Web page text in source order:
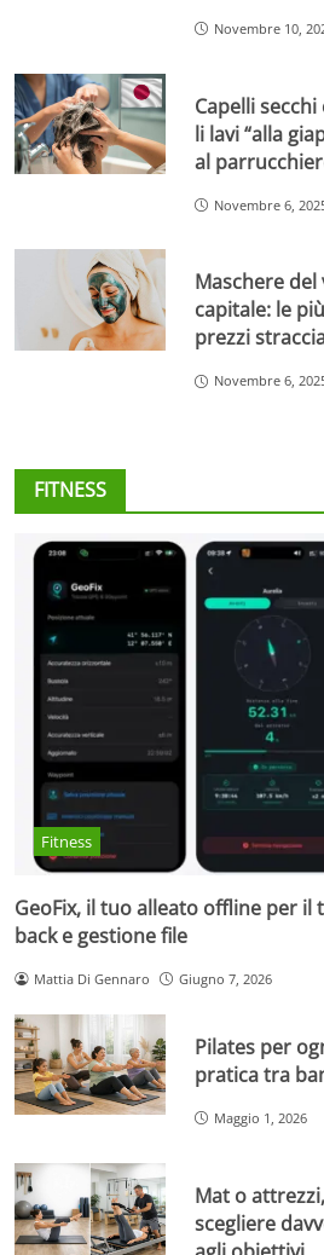
Novembre 10,
Capelli secchi
li lavi “alla
al
Novembre 6,
Maschere
capitale: le
prezzi
Novembre 6,
FITNESS
Fitness
GeoFix, il tuo alleato offline per il
back e gestione file
Mattia Di Gennaro Giugno 7, 2026
Pilates per
pratica tra
Maggio 1, 2026
Mat o
scegliere